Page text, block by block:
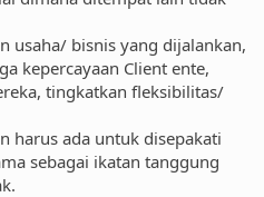
usaha/ bisnis yang dijalankan,
kepercayaan Client ente,
tingkatkan fleksibilitas/
harus ada untuk disepakati
sebagai ikatan tanggung